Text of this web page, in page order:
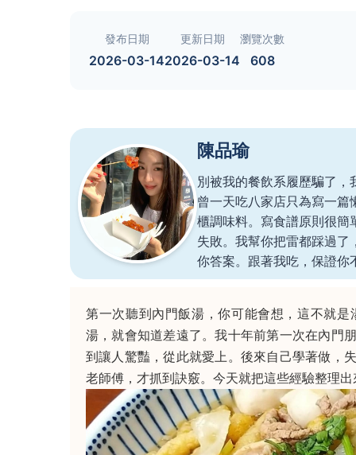
發布日期
2026-03-14
更新日期
2026-03-14
瀏覽次數
608
陳品瑜
別被我的餐飲系履歷騙了
曾一天吃八家店只為寫一
櫃調味料。寫食譜原則很簡
失敗。我幫你把雷都踩過
你答案。跟著我吃，保證你
第一次聽到內門飯湯，你可能會想，這不就
湯，就會知道差遠了。我十年前第一次在內門
到讓人驚豔，從此就愛上。後來自己學著做，
老師傅，才抓到訣竅。今天就把這些經驗整理